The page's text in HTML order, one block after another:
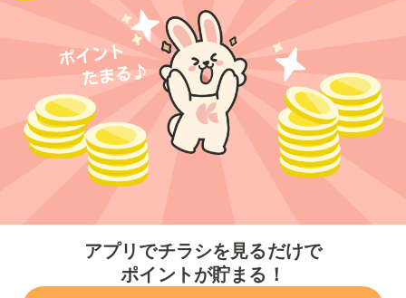
アプリでチラシを見るだけで
ポイントが貯まる！